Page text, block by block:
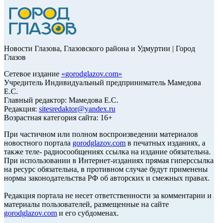
Новости Глазова, Глазовского района и Удмуртии | Город
Глазов
Сетевое издание «gorodglazov.com»
Учредитель Индивидуальный предприниматель Мамедова
Е.С.
Главный редактор: Мамедова Е.С.
Редакция: sitesredaktor@yandex.ru
Возрастная категория сайта: 16+
При частичном или полном воспроизведении материалов
новостного портала gorodglazov.com в печатных изданиях, а
также теле- радиосообщениях ссылка на издание обязательна.
При использовании в Интернет-изданиях прямая гиперссылка
на ресурс обязательна, в противном случае будут применены
нормы законодательства РФ об авторских и смежных правах.
Редакция портала не несет ответственности за комментарии и
материалы пользователей, размещенные на сайте
gorodglazov.com и его субдоменах.